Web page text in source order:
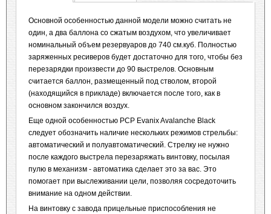
Основной особенностью данной модели можно считать не
один, а два баллона со сжатым воздухом, что увеличивает
номинальный объем резервуаров до 740 см.куб. Полностью
заряженных ресиверов будет достаточно для того, чтобы без
перезарядки произвести до 90 выстрелов. Основным
считается баллон, размещенный под стволом, второй
(находящийся в прикладе) включается после того, как в
основном закончился воздух.
Еще одной особенностью PCP Evanix Avalanche Black
следует обозначить наличие нескольких режимов стрельбы:
автоматический и полуавтоматический. Стрелку не нужно
после каждого выстрела перезаряжать винтовку, посылая
пулю в механизм - автоматика сделает это за вас. Это
помогает при выслеживании цели, позволяя сосредоточить
внимание на одном действии.
На винтовку с завода прицельные приспособления не